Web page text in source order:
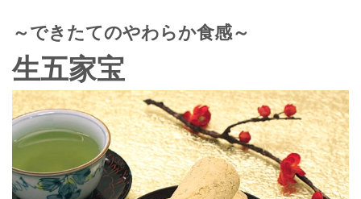
～できたてのやわらか食感～
生五家宝